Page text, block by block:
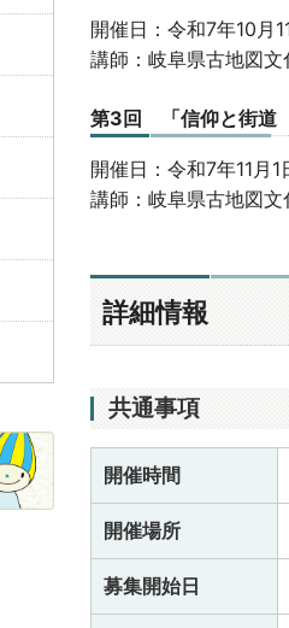
開催日：令和7年10月
講師：岐阜県古地図
第3回 「信仰と街道
開催日：令和7年11月1
講師：岐阜県古地
詳細情報
共通事項
開催時間
開催場所
募集開始日